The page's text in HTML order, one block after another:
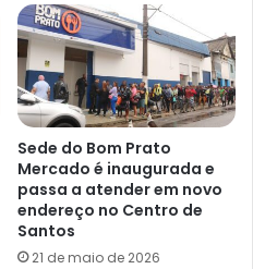
Sede do Bom Prato
Mercado é inaugurada e
passa a atender em novo
endereço no Centro de
Santos
21 de maio de 2026